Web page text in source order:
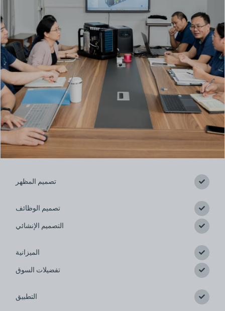
هذا هو العنوان
تصميم المظهر
تصميم الوظائف
التصميم الإنشائي
الميزانية
تفضيلات السوق
التطبيق